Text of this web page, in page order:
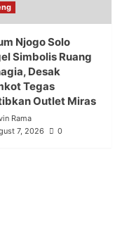
Njogo Solo
Simbolis Ruang
Desak
Tegas
Outlet Miras
Rama
7, 2026
0